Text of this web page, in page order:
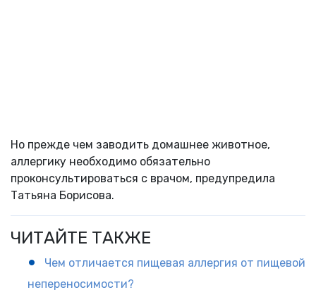
Но прежде чем заводить домашнее животное,
аллергику необходимо обязательно
проконсультироваться с врачом, предупредила
Татьяна Борисова.
ЧИТАЙТЕ ТАКЖЕ
Чем отличается пищевая аллергия от пищевой
непереносимости?